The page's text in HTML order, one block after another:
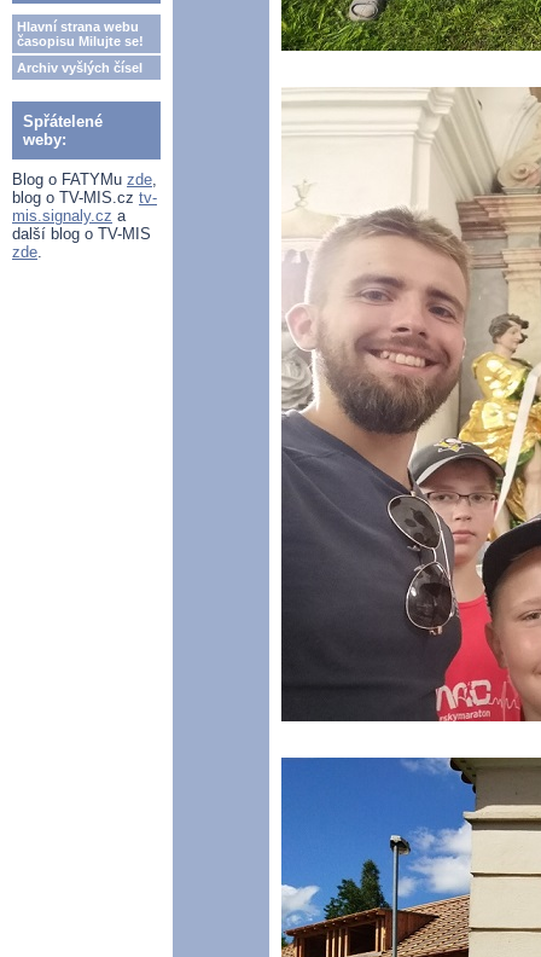
Hlavní strana webu
časopisu Milujte se!
Archiv vyšlých čísel
Spřátelené
weby:
Blog o FATYMu zde,
blog o TV-MIS.cz tv-
mis.signaly.cz a
další blog o TV-MIS
zde.